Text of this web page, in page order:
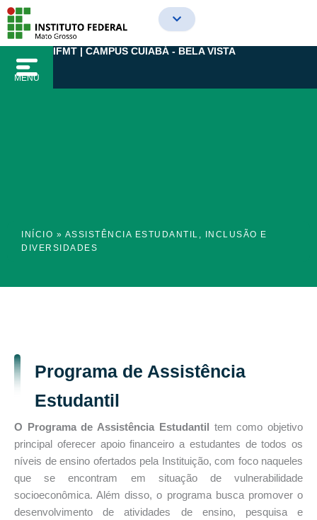
para
conteúdo
MENU
IFMT | CAMPUS CUIABÁ - BELA VISTA
INÍCIO » ASSISTÊNCIA ESTUDANTIL, INCLUSÃO E
DIVERSIDADES
Programa de Assistência
Estudantil
O Programa de Assistência Estudantil tem como objetivo
principal oferecer apoio financeiro a estudantes de todos os
níveis de ensino ofertados pela Instituição, com foco naqueles
que se encontram em situação de vulnerabilidade
socioeconômica. Além disso, o programa busca promover o
desenvolvimento de atividades de ensino, pesquisa e